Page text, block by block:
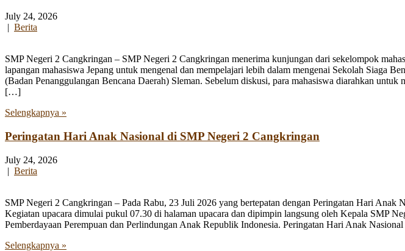
July 24, 2026
| Berita
SMP Negeri 2 Cangkringan – SMP Negeri 2 Cangkringan menerima kunjungan dari sekelompok
lapangan mahasiswa Jepang untuk mengenal dan mempelajari lebih dalam mengenai Sekolah
(Badan Penanggulangan Bencana Daerah) Sleman. Sebelum diskusi, para mahasiswa diarahkan
[…]
Selengkapnya »
Peringatan Hari Anak Nasional di SMP Negeri 2 Cangkringan
July 24, 2026
| Berita
SMP Negeri 2 Cangkringan – Pada Rabu, 23 Juli 2026 yang bertepatan dengan Peringatan Hari
Kegiatan upacara dimulai pukul 07.30 di halaman upacara dan dipimpin langsung oleh Kepala SMP
Pemberdayaan Perempuan dan Perlindungan Anak Republik Indonesia. Peringatan Hari Anak
Selengkapnya »